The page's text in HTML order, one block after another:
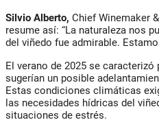
Silvio Alberto, Chief Winemaker
resume así: “La naturaleza nos
del viñedo fue admirable.
El verano de 2025 se
sugerían un posible
Estas condiciones climáticas
las necesidades hídricas del
situaciones de estrés.